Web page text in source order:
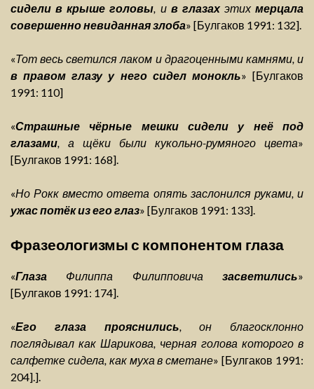
сидели в крыше головы , и в глазахэтих мерцала
совершенно невиданная злоба» [Булгаков 1991: 132].
«Тот весь светился лаком и драгоценными камнями, и
в правом глазу у него сидел монокль» [Булгаков
1991: 110]
«Страшные чёрные мешки сидели у неё под
глазами , а щёки были кукольно-румяного цвета»
[Булгаков 1991: 168].
«Но Рокк вместо ответа опять заслонился руками, и
ужас потёк из его глаз» [Булгаков 1991: 133].
Фразеологизмы с компонентом глаза
«Глаза Филиппа Филипповича засветились»
[Булгаков 1991: 174].
«Его глаза прояснились, он благосклонно
поглядывал как Шарикова, черная голова которого в
салфетке сидела, как муха в сметане» [Булгаков 1991:
204].].